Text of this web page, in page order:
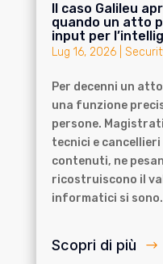
Il caso Galileu
quando un atto
input per
Lug 16, 2026|
Per decenni un
una funzione
persone.
tecnici e
contenuti, ne
ricostruiscono il
informatici si
Scopri di più